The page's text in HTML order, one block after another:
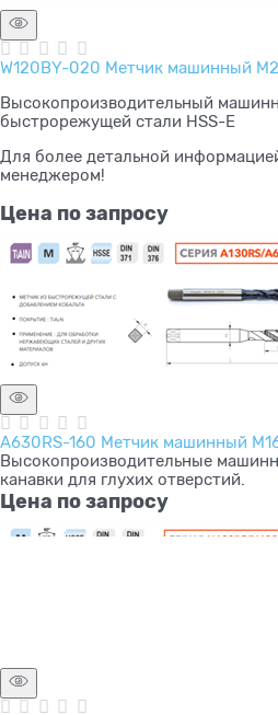
W120BY-020 Метчик машинный
Высокопроизводительный
быстрорежущей стали HSS-E
Для более детальной
менеджером!
Цена по запросу
A630RS-160 Метчик машинный
Высокопроизводительные
канавки для глухих отверстий.
Цена по запросу